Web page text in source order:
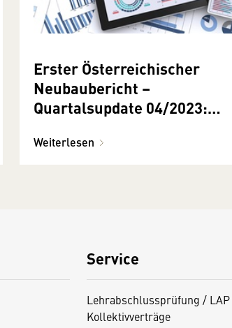
Erster Österreichischer
Neubaubericht –
Quartalsupdate 04/2023:
Neubauprojekten
Weiterlesen
Service
Lehrabschlussprüfung / LAP
Kollektivverträge